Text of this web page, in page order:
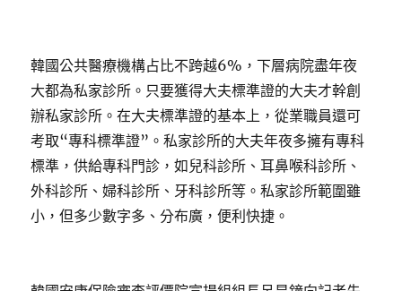
韓國公共醫療機構占比不跨越6%，下層病院盡年夜
大都為私家診所。只要獲得大夫標準證的大夫才幹創
辦私家診所。在大夫標準證的基本上，從業職員還可
考取“專科標準證”。私家診所的大夫年夜多擁有專科
標準，供給專科門診，如兒科診所、耳鼻喉科診所、
外科診所、婦科診所、牙科診所等。私家診所範圍雖
小，但多少數字多、分布廣，便利快捷。